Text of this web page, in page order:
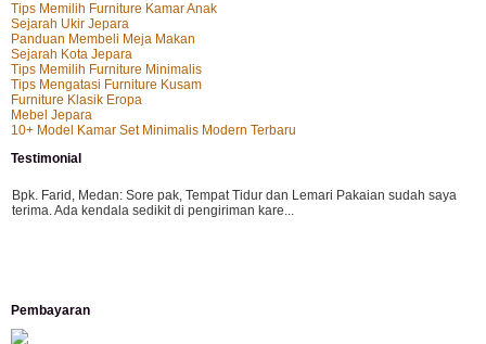
Tips Memilih Furniture Kamar Anak
Sejarah Ukir Jepara
Panduan Membeli Meja Makan
Sejarah Kota Jepara
Tips Memilih Furniture Minimalis
Tips Mengatasi Furniture Kusam
Furniture Klasik Eropa
Mebel Jepara
10+ Model Kamar Set Minimalis Modern Terbaru
Testimonial
Bpk. Farid, Medan: Sore pak, Tempat Tidur dan Lemari Pakaian sudah saya
terima. Ada kendala sedikit di pengiriman kare...
kursi teras saya sudah saya terima dan p...
Pembayaran